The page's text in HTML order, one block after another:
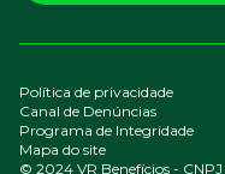
© 2024 VR Benefícios -
Política de privacidade
Canal de Denúncias
Programa de Integridade
Mapa do site